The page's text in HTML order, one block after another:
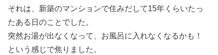
それは、新築のマンションで住みだして15年くらいたっ
たある日のことでした。
突然お湯が出なくなって、お風呂に入れなくなるかも！
という感じで焦りました。